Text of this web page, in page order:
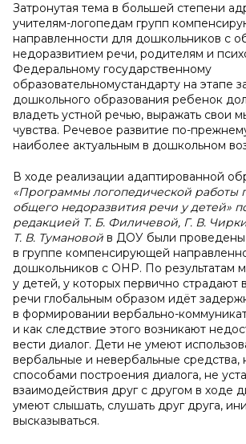
Затронутая тема в большей степени
учителям-логопедам групп
направленности для дошкольников с
недоразвитием речи, родителям и
Федеральному государственному
образовательномустандарту на этапе
дошкольного образования ребенок
владеть устной речью, выражать свои
чувства. Речевое развитие по-
наиболее актуальным в дошкольном
В ходе реализации адаптированной
«Программы логопедической работы
общего недоразвития речи у детей»
редакцией Т. Б. Филичевой, Г. В.
Т. В. Тумановой в ДОУ были проведены
в группе компенсирующей
дошкольников с ОНР. По результатам
у детей, у которых первично страдают
речи глобальным образом идёт
в формировании вербально-
и как следствие этого возникают
вести диалог. Дети не умеют
вербальные и невербальные средства,
способами построения диалога, не
взаимодействия друг с другом в ходе
умеют слышать, слушать друг друга,
высказываться.